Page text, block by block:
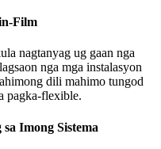
Film
nagtanyag ug gaan nga
nga mga instalasyon
dili mahimo tungod
pagka-flexible.
Imong Sistema